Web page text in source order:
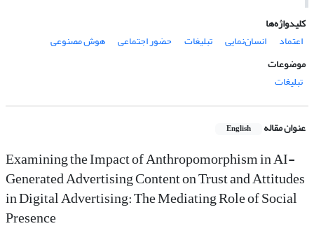
کلیدواژه‌ها
اعتماد
انسان‌نمایی تبلیغات حضور اجتماعی
هوش مصنوعی
موضوعات
تبلیغات
عنوان مقاله English
Examining the Impact of Anthropomorphism in AI-
Generated Advertising Content on Trust and Attitudes
in Digital Advertising: The Mediating Role of Social
Presence